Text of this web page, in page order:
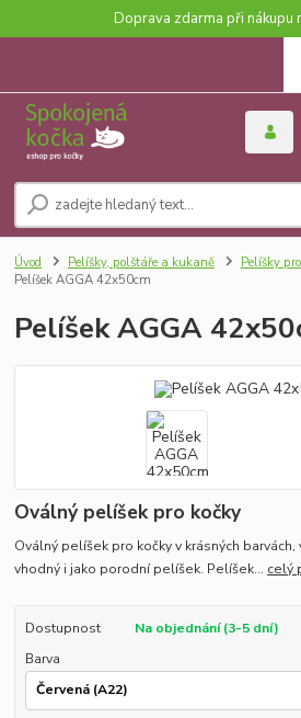
Doprava zdarma při nákupu
Úvod Pelíšky, polštáře a kukaně Pelíšky
Pelíšek AGGA 42x50cm
Pelíšek AGGA
Oválný pelíšek pro kočky
Oválný pelíšek pro kočky v krásných
vhodný i jako porodní pelíšek. Pelíšek... celý
Dostupnost
Na objednání (3-5 dní)
Barva